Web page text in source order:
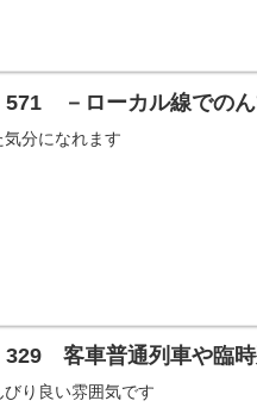
－ローカル線でのん
分になれます
客車普通列車や臨時
り良い雰囲気です